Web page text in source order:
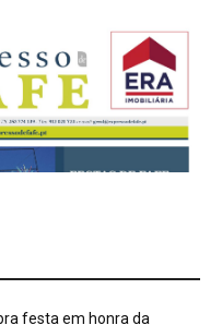
festa em honra da